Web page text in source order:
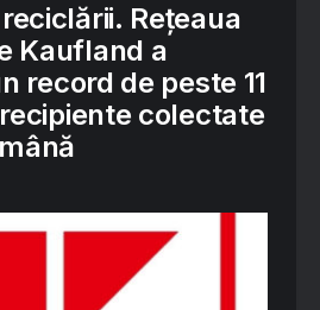
Rețeaua
Kaufland a
record de peste 11
colectate